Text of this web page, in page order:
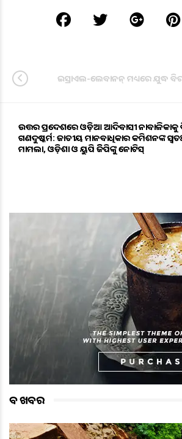
ଇସ୍ରାଏଲ-ଲେବାନନ୍ ମଧ୍ୟରେ ଯୁଦ୍ଧ
ଉତ୍ତର ପ୍ରଦେଶରେ ଓଡ଼ିଆ ଆଦିବାସୀ ନାବାଳିକାକୁ
ଗଣଦୁଷ୍କର୍ମ: ଜାତୀୟ ମାନବାଧିକାର କମିଶନଙ୍କ
ମାମଲା, ଓଡ଼ିଶା ଓ ୟୁପି ଡିଜିପିଙ୍କୁ ନୋଟିସ୍‌
ବଡ ଖବର